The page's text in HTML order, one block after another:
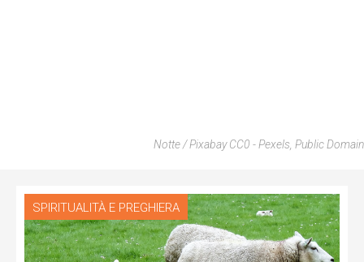
Notte / Pixabay CC0 - Pexels, Public Domain
SPIRITUALITÀ E PREGHIERA